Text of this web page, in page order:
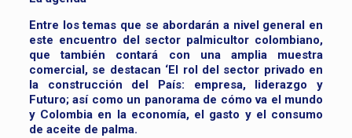
Entre los temas que se abordarán a nivel general en
este encuentro del sector palmicultor colombiano,
que también contará con una amplia muestra
comercial, se destacan ‘El rol del sector privado en
la construcción del País: empresa, liderazgo y
Futuro; así como un panorama de cómo va el mundo
y Colombia en la economía, el gasto y el consumo
de aceite de palma.